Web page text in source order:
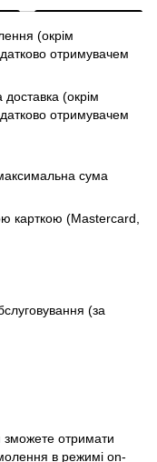
(окрім
отримувачем
(окрім
отримувачем
сума
карткою (Mastercard,
(за
зможете отримати
в режимі on-